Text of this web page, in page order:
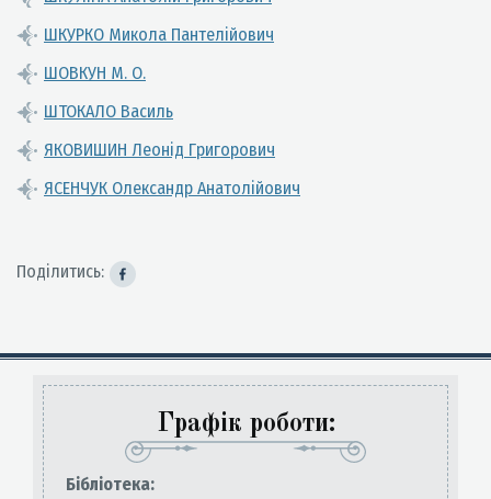
ШКУРКО Микола Пантелійович
ШОВКУН М. О.
ШТОКАЛО Василь
ЯКОВИШИН Леонід Григорович
ЯСЕНЧУК Олександр Анатолійович
Поділитись:
Графік роботи:
Бiблiотека: